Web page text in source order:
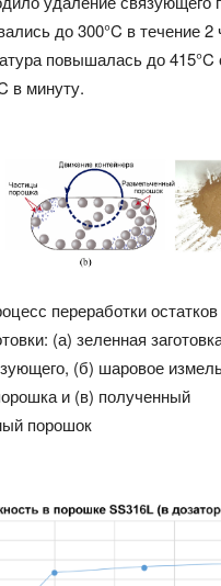
до 300°C в течение 2
повышалась до 415°C
в минуту.
переработки
(а) зеленная
(б) шаровое
и (в) полученный
порошок